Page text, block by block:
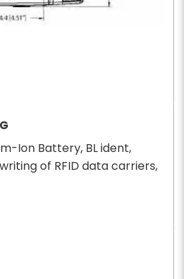
Ion Battery, BL ident,
of RFID data carriers,